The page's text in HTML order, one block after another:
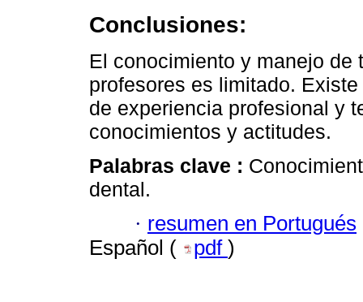
Conclusiones:
El conocimiento y manejo de
profesores es limitado.
de experiencia profesional y
conocimientos y actitudes.
Palabras clave :
dental.
· resumen en Portugués
Español (
pdf )